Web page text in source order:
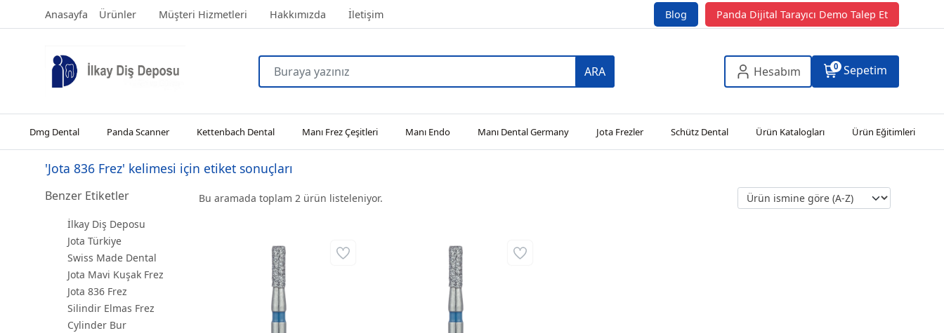
Anasayfa Ürünler Müşteri Hizmetleri Hakkımızda İletişim Blog Panda Dijital Tarayıcı Demo Talep Et
ARA Hesabım 0 Sepetim
Dmg Dental Panda Scanner Kettenbach Dental Manı Frez Çeşitleri Manı Endo Manı Dental Germany Jota Frezler Schütz Dental Ürün Katalogları Ürün Eğitimleri
'Jota 836 Frez' kelimesi için etiket sonuçları
Benzer Etiketler
İlkay Diş Deposu
Jota Türkiye
Swiss Made Dental
Jota Mavi Kuşak Frez
Jota 836 Frez
Silindir Elmas Frez
Cylinder Bur
Bu aramada toplam 2ürün listeleniyor.